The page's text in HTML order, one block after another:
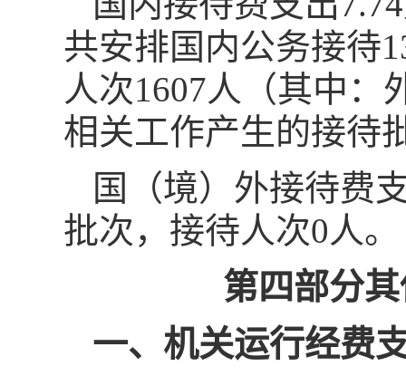
共安排国内公务接待
人次1607人（其中：
相关工作产生的接待
国（境）外接待费
批次，接待人次0人。
第四部分
一、机关运行经费